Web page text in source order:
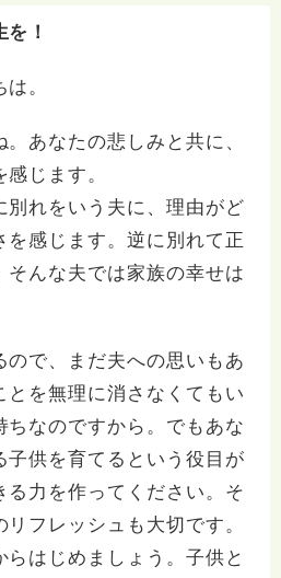
！
。
あなたの悲しみと共に、
じます。
別れをいう夫に、理由がど
を感じます。逆に別れて正
そんな夫では家族の幸せは
で、まだ夫への思いもあ
とを無理に消さなくてもい
ちなのですから。でもあな
子供を育てるという役目が
る力を作ってください。そ
フレッシュも大切です。
らはじめましょう。子供と